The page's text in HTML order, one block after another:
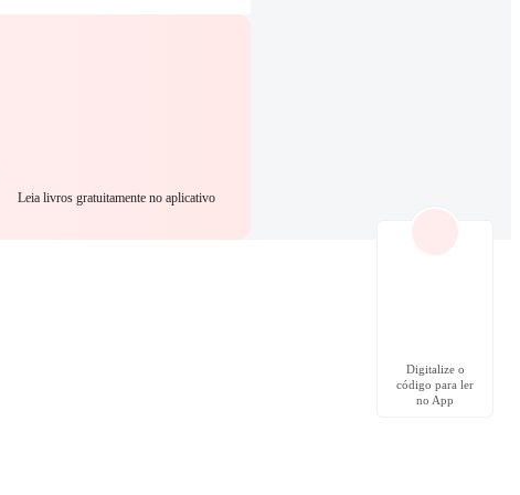
Leia livros gratuitamente no aplicativo
Digitalize o
código para ler
no App